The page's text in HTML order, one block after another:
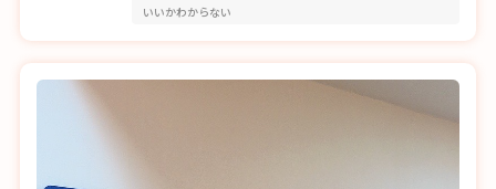
いいかわからない